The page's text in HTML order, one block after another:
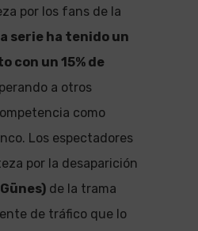
por los fans de la
serie ha tenido un
con un 15% de
a otros
como
Los espectadores
por la desaparición
de la trama
de tráfico que lo